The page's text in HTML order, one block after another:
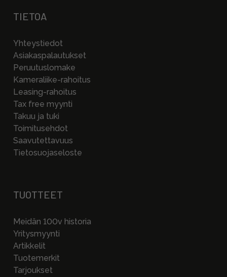
TIETOA
Yhteystiedot
Asiakaspalautukset
Peruutuslomake
Kameraliike-rahoitus
Leasing-rahoitus
Tax free myynti
Takuu ja tuki
Toimitusehdot
Saavutettavuus
Tietosuojaseloste
TUOTTEET
Meidän 100v historia
Yritysmyynti
Artikkelit
Tuotemerkit
Tarjoukset